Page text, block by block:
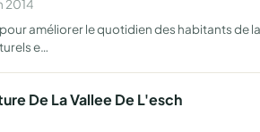
2014
améliorer le quotidien des habitants de
e…
De La Vallee De L'esch